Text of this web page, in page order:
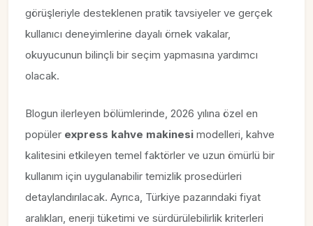
görüşleriyle desteklenen pratik tavsiyeler ve gerçek
kullanıcı deneyimlerine dayalı örnek vakalar,
okuyucunun bilinçli bir seçim yapmasına yardımcı
olacak.
Blogun ilerleyen bölümlerinde, 2026 yılına özel en
popüler express kahve makinesi modelleri, kahve
kalitesini etkileyen temel faktörler ve uzun ömürlü bir
kullanım için uygulanabilir temizlik prosedürleri
detaylandırılacak. Ayrıca, Türkiye pazarındaki fiyat
aralıkları, enerji tüketimi ve sürdürülebilirlik kriterleri